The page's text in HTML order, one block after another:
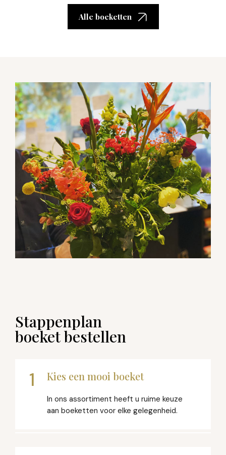
Alle boeketten
Stappenplan
boeket bestellen
1 Kies een mooi boeket
In ons assortiment heeft u ruime keuze
aan boeketten voor elke gelegenheid.